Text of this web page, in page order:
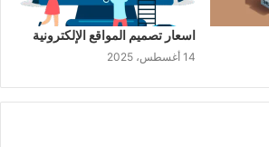
اسعار تصميم المواقع الإلكترونية
14 أغسطس، 2025